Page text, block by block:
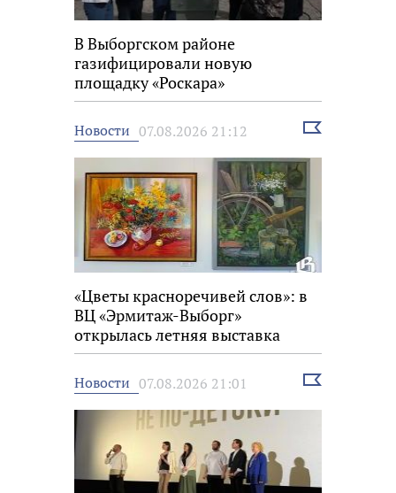
В Выборгском районе
газифицировали новую
площадку «Роскара»
Новости 07.08.2026 21:12
Выбрать
«Цветы красноречивей слов»: в
ВЦ «Эрмитаж-Выборг»
открылась летняя выставка
Новости 07.08.2026 21:01
Выбрать